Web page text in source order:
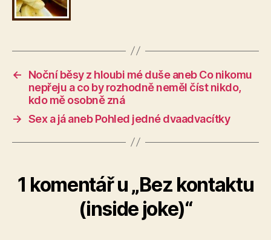
←
Noční běsy z hloubi mé duše aneb Co nikomu
nepřeju a co by rozhodně neměl číst nikdo,
kdo mě osobně zná
→ Sex a já aneb Pohled jedné dvaadvacítky
1 komentář u „Bez kontaktu
(inside joke)“